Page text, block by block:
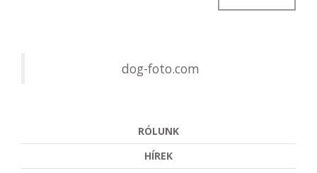
dog-foto.com
RÓLUNK
HÍREK